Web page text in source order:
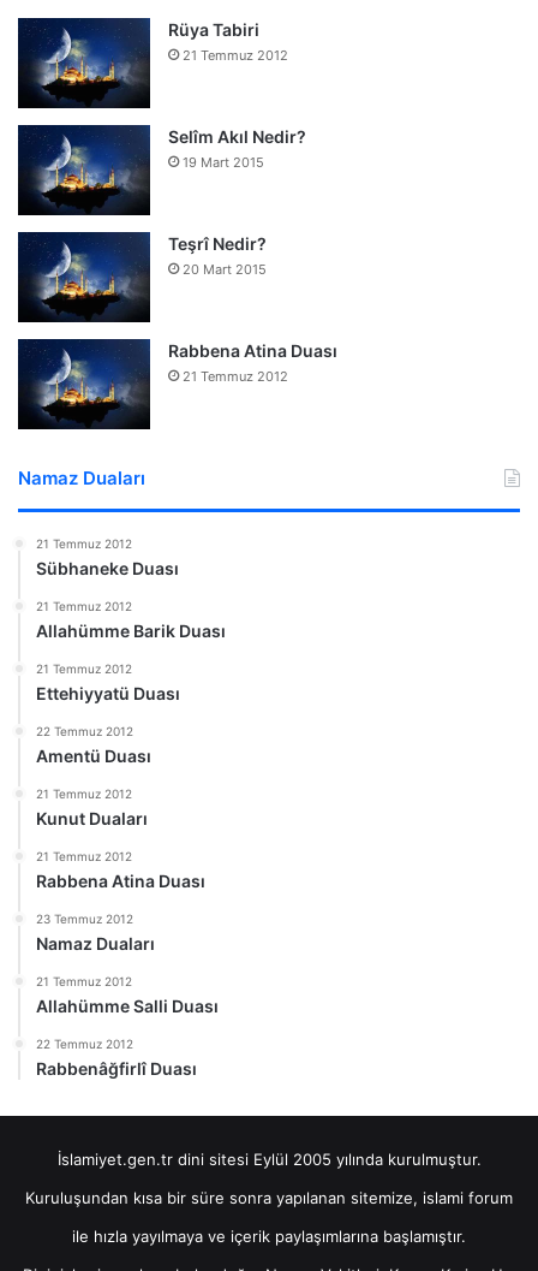
Rüya Tabiri
21 Temmuz 2012
Selîm Akıl Nedir?
19 Mart 2015
Teşrî Nedir?
20 Mart 2015
Rabbena Atina Duası
21 Temmuz 2012
Namaz Duaları
21 Temmuz 2012
Sübhaneke Duası
21 Temmuz 2012
Allahümme Barik Duası
21 Temmuz 2012
Ettehiyyatü Duası
22 Temmuz 2012
Amentü Duası
21 Temmuz 2012
Kunut Duaları
21 Temmuz 2012
Rabbena Atina Duası
23 Temmuz 2012
Namaz Duaları
21 Temmuz 2012
Allahümme Salli Duası
22 Temmuz 2012
Rabbenâğfirlî Duası
İslamiyet.gen.tr dini sitesi Eylül 2005 yılında kurulmuştur.
Kuruluşundan kısa bir süre sonra yapılanan sitemize, islami forum
ile hızla yayılmaya ve içerik paylaşımlarına başlamıştır.